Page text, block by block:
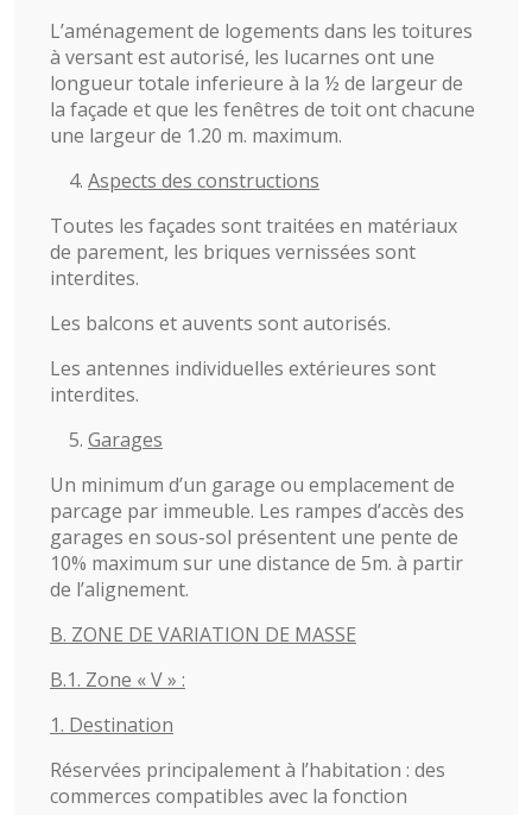
L’aménagement de logements dans les toitures
à versant est autorisé, les lucarnes ont une
longueur totale inferieure à la ½ de largeur de
la façade et que les fenêtres de toit ont chacune
une largeur de 1.20 m. maximum.
Aspects des constructions
Toutes les façades sont traitées en matériaux
de parement, les briques vernissées sont
interdites.
Les balcons et auvents sont autorisés.
Les antennes individuelles extérieures sont
interdites.
Garages
Un minimum d’un garage ou emplacement de
parcage par immeuble. Les rampes d’accès des
garages en sous-sol présentent une pente de
10% maximum sur une distance de 5m. à partir
de l’alignement.
B. ZONE DE VARIATION DE MASSE
B.1. Zone « V » :
1. Destination
Réservées principalement à l’habitation : des
commerces compatibles avec la fonction